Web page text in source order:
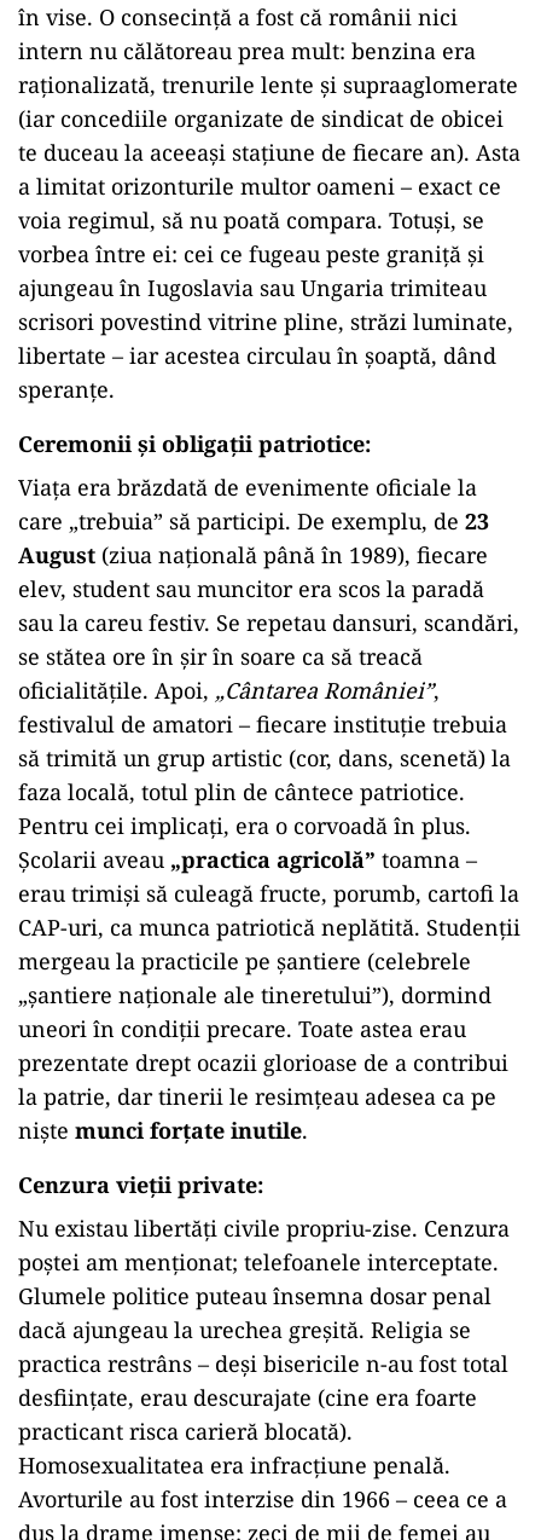
în vise. O consecință a fost că românii nici
intern nu călătoreau prea mult: benzina era
raționalizată, trenurile lente și supraaglomerate
(iar concediile organizate de sindicat de obicei
te duceau la aceeași stațiune de fiecare an). Asta
a limitat orizonturile multor oameni – exact ce
voia regimul, să nu poată compara. Totuși, se
vorbea între ei: cei ce fugeau peste graniță și
ajungeau în Iugoslavia sau Ungaria trimiteau
scrisori povestind vitrine pline, străzi luminate,
libertate – iar acestea circulau în șoaptă, dând
speranțe.
Ceremonii și obligații patriotice:
Viața era brăzdată de evenimente oficiale la
care „trebuia” să participi. De exemplu, de 23
August (ziua națională până în 1989), fiecare
elev, student sau muncitor era scos la paradă
sau la careu festiv. Se repetau dansuri, scandări,
se stătea ore în șir în soare ca să treacă
oficialitățile. Apoi, „Cântarea României”,
festivalul de amatori – fiecare instituție trebuia
să trimită un grup artistic (cor, dans, scenetă) la
faza locală, totul plin de cântece patriotice.
Pentru cei implicați, era o corvoadă în plus.
Școlarii aveau „practica agricolă” toamna –
erau trimiși să culeagă fructe, porumb, cartofi la
CAP-uri, ca munca patriotică neplătită. Studenții
mergeau la practicile pe șantiere (celebrele
„șantiere naționale ale tineretului”), dormind
uneori în condiții precare. Toate astea erau
prezentate drept ocazii glorioase de a contribui
la patrie, dar tinerii le resimțeau adesea ca pe
niște munci forțate inutile.
Cenzura vieții private:
Nu existau libertăți civile propriu-zise. Cenzura
poștei am menționat; telefoanele interceptate.
Glumele politice puteau însemna dosar penal
dacă ajungeau la urechea greșită. Religia se
practica restrâns – deși bisericile n-au fost total
desființate, erau descurajate (cine era foarte
practicant risca carieră blocată).
Homosexualitatea era infracțiune penală.
Avorturile au fost interzise din 1966 – ceea ce a
dus la drame imense: zeci de mii de femei au